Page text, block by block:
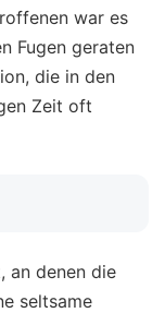
war es
Fugen geraten
die in den
Zeit oft
an denen die
seltsame